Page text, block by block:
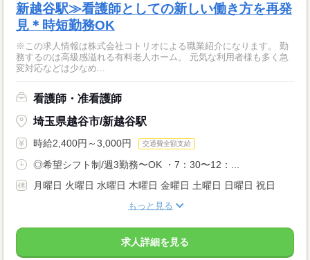
新越谷駅≫看護師としての新しい働き方を再発
見＊時短勤務OK
※この求人情報は株式会社コトリオによる職業紹介になります。 勤
務するのは高級感溢れる有料老人ホーム。 元気な利用者様も多く急
変対応などは少なめ...
看護師・准看護師
埼玉県越谷市/新越谷駅
時給2,400円～3,000円 交通費全額支給
◎希望シフト制/週3勤務〜OK ・7：30〜12：...
月曜日 火曜日 水曜日 木曜日 金曜日 土曜日 日曜日 祝日
もっと見る
求人詳細を見る